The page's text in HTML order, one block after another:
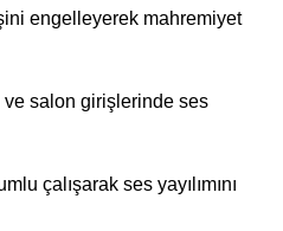
engelleyerek mahremiyet
ve salon girişlerinde ses
çalışarak ses yayılımını